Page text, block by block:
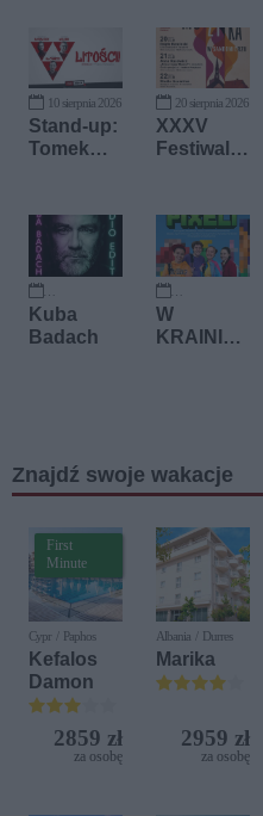
10 sierpnia 2026
Stand-up:
Tomek
Wolski,
Krzysztof
Kasparek
20 sierpnia 2026
XXXV
Festiwal
rzu
12 września 2026
Kuba
Badach
20 września 2026
W
KRAINIE
Znajdź swoje wakacje
First
Minute
Cypr / Paphos
Kefalos
Damon
2859 zł
za osobę
Albania / Durres
Marika
2959 zł
za osobę